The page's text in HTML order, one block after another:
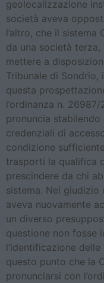
geolocalizzazione
società aveva
l’altro, che il
da una società
mettere a
Tribunale di
questa
l’ordinanza n.
pronuncia stabilendo
credenziali di
condizione
trasporti la qualifica
prescindere da chi
sistema. Nel giudizio
aveva nuovamente
un diverso
questione non fosse
l’identificazione
questo punto che la
pronunciarsi con